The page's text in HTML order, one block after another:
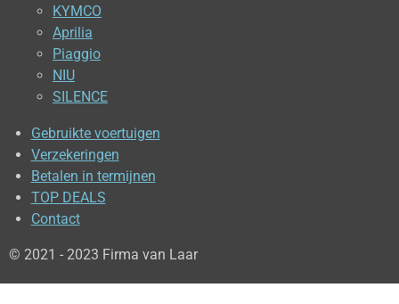
KYMCO
Aprilia
Piaggio
NIU
SILENCE
Gebruikte voertuigen
Verzekeringen
Betalen in termijnen
TOP DEALS
Contact
© 2021 - 2023 Firma van Laar